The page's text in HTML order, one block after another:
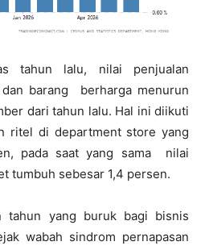
tahun lalu, nilai penjualan
barang berharga menurun
dari tahun lalu. Hal ini diikuti
ritel di department store yang
pada saat yang sama nilai
tumbuh sebesar 1,4 persen.
tahun yang buruk bagi bisnis
wabah sindrom pernapasan